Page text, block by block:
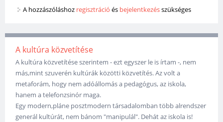
A hozzászóláshoz regisztráció és bejelentkezésszükséges
A kultúra közvetítése
A kultúra közvetítése szerintem - ezt egyszer le is írtam -, nem
más,mint szuverén kultúrák közötti közvetítés. Az volt a
metaforám, hogy nem adóállomás a pedagógus, az iskola,
hanem a telefonzsinór maga.
Egy modern,pláne posztmodern társadalomban több alrendszer
generál kultúrát, nem bánom "manipulál". Dehát az iskola is!